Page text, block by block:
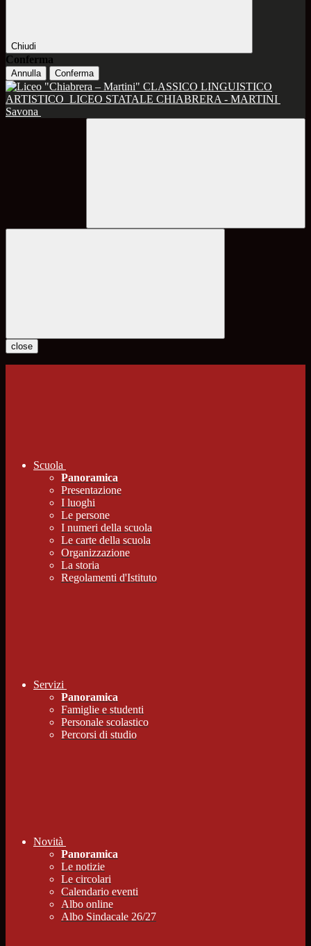
Chiudi
Conferma
Annulla Conferma
CLASSICO LINGUISTICO
ARTISTICO LICEO STATALE CHIABRERA - MARTINI
Savona
close
Scuola
Panoramica
Presentazione
I luoghi
Le persone
I numeri della scuola
Le carte della scuola
Organizzazione
La storia
Regolamenti d'Istituto
Servizi
Panoramica
Famiglie e studenti
Personale scolastico
Percorsi di studio
Novità
Panoramica
Le notizie
Le circolari
Calendario eventi
Albo online
Albo Sindacale 26/27